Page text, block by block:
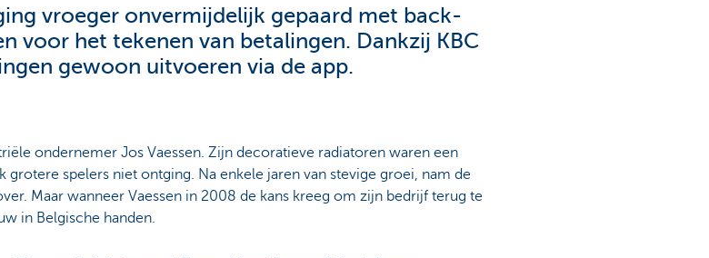
vroeger onvermijdelijk gepaard met back-
voor het tekenen van betalingen. Dankzij KBC
gewoon uitvoeren via de app.
ondernemer Jos Vaessen. Zijn decoratieve radiatoren waren een
spelers niet ontging. Na enkele jaren van stevige groei, nam de
Maar wanneer Vaessen in 2008 de kans kreeg om zijn bedrijf terug te
in Belgische handen.